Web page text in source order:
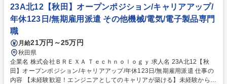
23A北12【秋田】オープンポジション/キャリアアップ/
年休123日/無期雇用派遣 その他機械/電気/電子製品専門
職
月給21万円～25万円
秋田県
企業名 株式会社ＢＲＥＸＡ Ｔｅｃｈｎｏｌｏｇｙ 求人名 23A北12【秋
田】オープンポジション/キャリアアップ/年休123日/無期雇用派遣 仕事の
内容 【未経験歓迎！エンジニアとしてのキャリアが築ける】未経験からで